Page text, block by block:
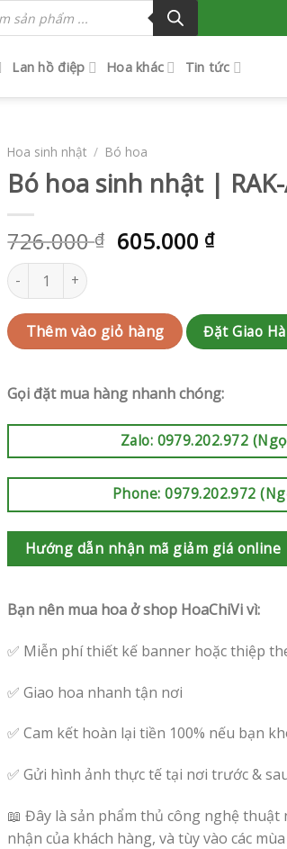
Lan hồ điệp Hoa khác Tin tức
Hoa sinh nhật / Bó hoa
Bó hoa sinh nhật |
726.000₫ 605.000 ₫
Bó hoa sinh nhật | RAK-AK752 số lượng
Thêm vào giỏ hàng Đặt Giao
Gọi đặt mua hàng nhanh chóng:
Zalo: 0979.202.972
Phone: 0979.202.972
Hướng dẫn nhận mã giảm giá online
Bạn nên mua hoa ở shop HoaChiVi vì:
✅ Miễn phí thiết kế banner hoặc thiệp
✅ Giao hoa nhanh tận nơi
✅ Cam kết hoàn lại tiền 100% nếu bạn
✅ Gửi hình ảnh thực tế tại nơi trước &
📖 Đây là sản phẩm thủ công nghệ thuật
nhận của khách hàng, và tùy vào các